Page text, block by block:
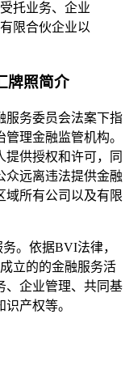
托业务、企业
限合伙企业以
牌照简介
服务委员会法案下指
理金融监管机构。
提供授权和许可，同
众远离违法提供金融
域所有公司以及有限
。依据BVI法律，
立的的金融服务活
、企业管理、共同基
产权等。